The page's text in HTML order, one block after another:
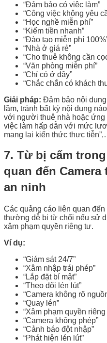
“Đảm bảo có việc làm”
“Công việc không yêu
“Học nghề miễn phí”
“Kiếm tiền nhanh”
“Đào tạo miễn phí
“Nhà ở giá rẻ”
“Cho thuê không cần
“Văn phòng miễn phí”
“Chỉ có ở đây”
“Chắc chắn có khách
Giải pháp: Đảm bảo nội
lầm, tránh bất kỳ nội dung
với người thuê nhà hoặc ứng
việc làm hấp dẫn với mức
mang lại kiến thức thực
7. Từ bị cấm
quan đến Camera
an ninh
Các quảng cáo liên quan
thường dễ bị từ chối nếu sử
xâm phạm quyền riêng tư.
Ví dụ:
“Giám sát 24/7”
“Xâm nhập trái phép”
“Lắp đặt bí mật”
“Theo dõi lén lút”
“Camera không rõ
“Quay lén”
“Xâm phạm quyền riêng
“Camera không phép”
“Cảnh báo đột nhập”
“Phát hiện lén lút”